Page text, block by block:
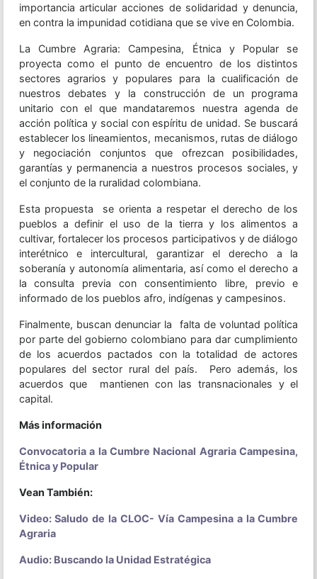
importancia articular acciones de solidaridad y denuncia,
en contra la impunidad cotidiana que se vive en Colombia.
La Cumbre Agraria: Campesina, Étnica y Popular se
proyecta como el punto de encuentro de los distintos
sectores agrarios y populares para la cualificación de
nuestros debates y la construcción de un programa
unitario con el que mandataremos nuestra agenda de
acción política y social con espíritu de unidad. Se buscará
establecer los lineamientos, mecanismos, rutas de diálogo
y negociación conjuntos que ofrezcan posibilidades,
garantías y permanencia a nuestros procesos sociales, y
el conjunto de la ruralidad colombiana.
Esta propuesta se orienta a respetar el derecho de los
pueblos a definir el uso de la tierra y los alimentos a
cultivar, fortalecer los procesos participativos y de diálogo
interétnico e intercultural, garantizar el derecho a la
soberanía y autonomía alimentaria, así como el derecho a
la consulta previa con consentimiento libre, previo e
informado de los pueblos afro, indígenas y campesinos.
Finalmente, buscan denunciar la falta de voluntad política
por parte del gobierno colombiano para dar cumplimiento
de los acuerdos pactados con la totalidad de actores
populares del sector rural del país. Pero además, los
acuerdos que mantienen con las transnacionales y el
capital.
Más información
Convocatoria a la Cumbre Nacional Agraria Campesina,
Étnica y Popular
Vean También:
Video: Saludo de la CLOC- Vía Campesina a la Cumbre
Agraria
Audio: Buscando la Unidad Estratégica